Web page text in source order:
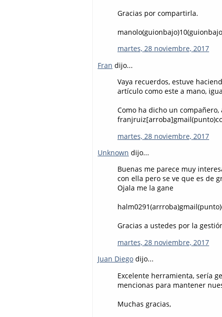
Gracias por compartirla.
martes, 28 noviembre, 2017
Fran dijo...
Vaya recuerdos, estuve
artículo como este a mano,
Como ha dicho un
martes, 28 noviembre, 2017
Unknown dijo...
Buenas me parece muy
con ella pero se ve que es de
Ojala me la gane
Gracias a ustedes por la
martes, 28 noviembre, 2017
Juan Diego dijo...
Excelente herramienta, sería
mencionas para mantener
Muchas gracias,